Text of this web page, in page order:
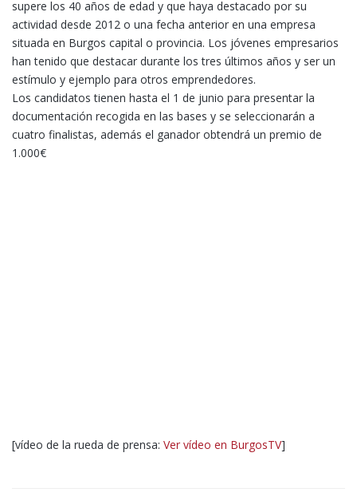
supere los 40 años de edad y que haya destacado por su
actividad desde 2012 o una fecha anterior en una empresa
situada en Burgos capital o provincia. Los jóvenes empresarios
han tenido que destacar durante los tres últimos años y ser un
estímulo y ejemplo para otros emprendedores.
Los candidatos tienen hasta el 1 de junio para presentar la
documentación recogida en las bases y se seleccionarán a
cuatro finalistas, además el ganador obtendrá un premio de
1.000€
[vídeo de la rueda de prensa: Ver vídeo en BurgosTV]